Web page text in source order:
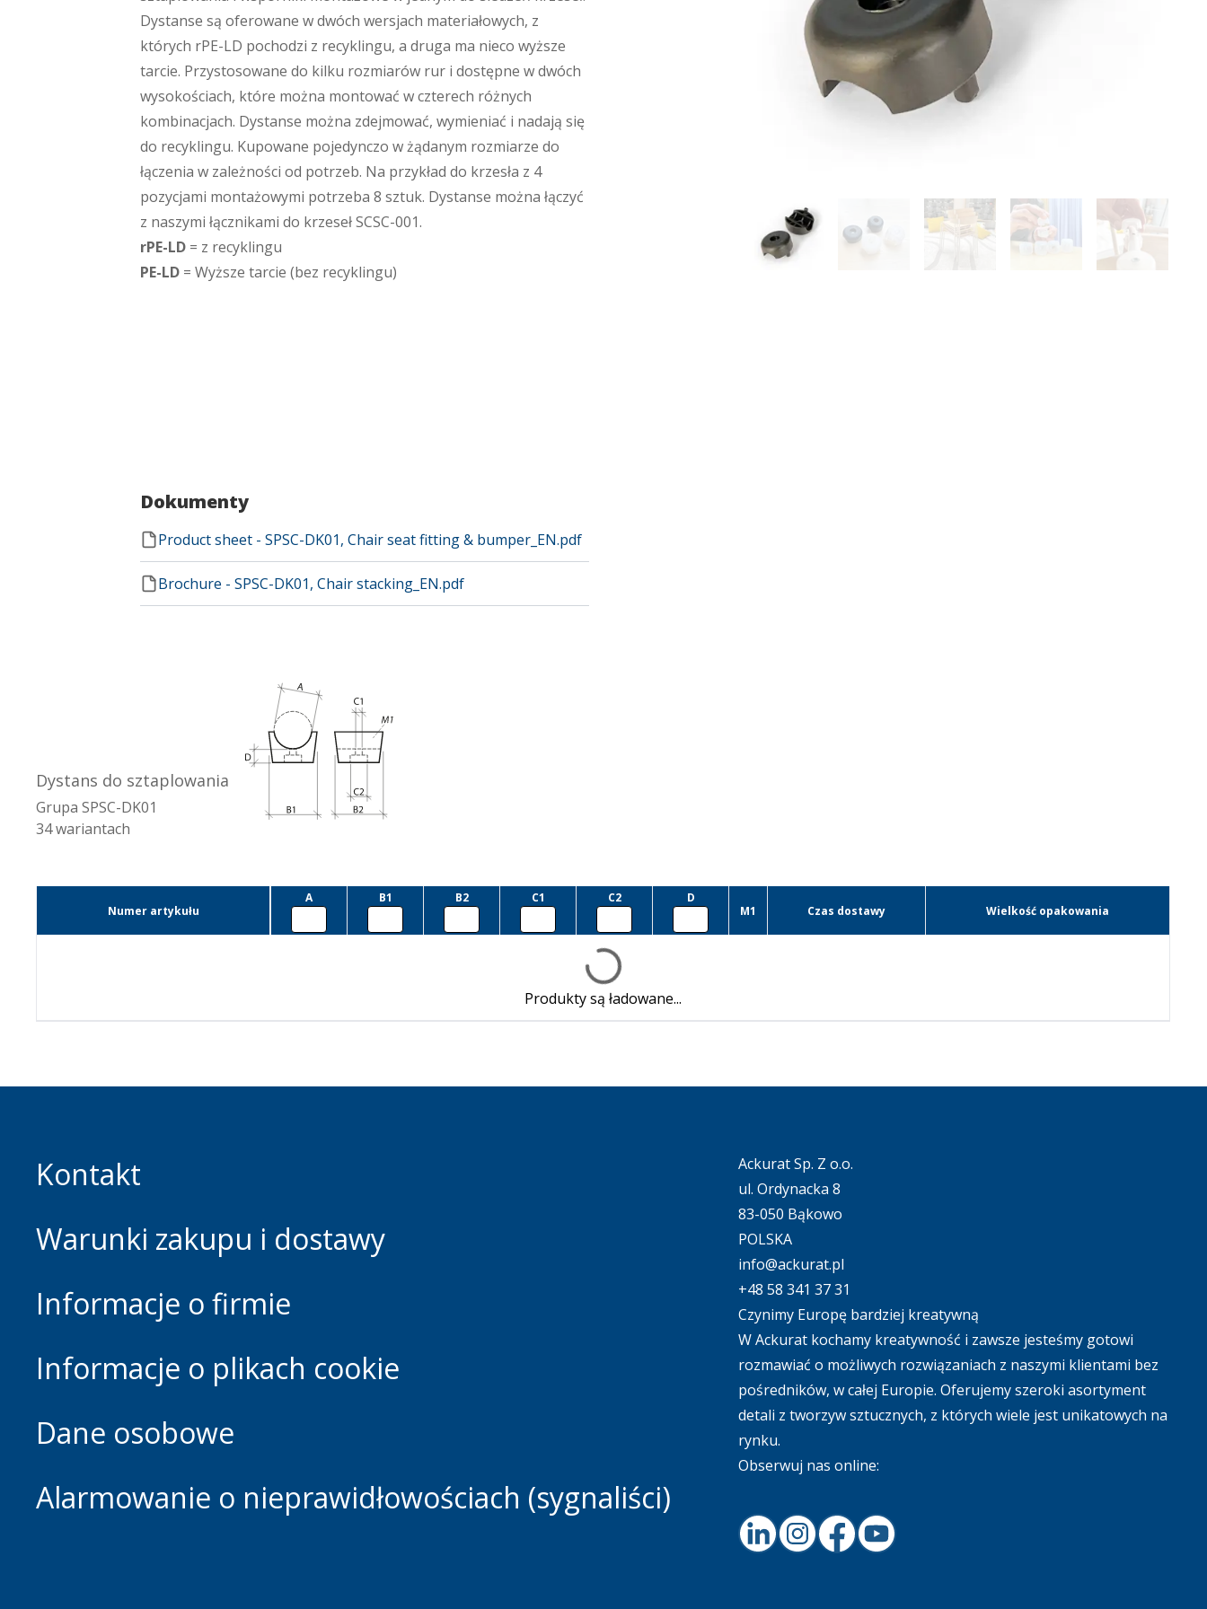
Dystanse są oferowane w dwóch wersjach materiałowych, z
których rPE-LD pochodzi z recyklingu, a druga ma nieco wyższe
tarcie. Przystosowane do kilku rozmiarów rur i dostępne w dwóch
wysokościach, które można montować w czterech różnych
kombinacjach. Dystanse można zdejmować, wymieniać i nadają się
do recyklingu. Kupowane pojedynczo w żądanym rozmiarze do
łączenia w zależności od potrzeb. Na przykład do krzesła z 4
pozycjami montażowymi potrzeba 8 sztuk. Dystanse można łączyć
z naszymi łącznikami do krzeseł SCSC-001.
rPE-LD = z recyklingu
PE-LD = Wyższe tarcie (bez recyklingu)
Dokumenty
Product sheet - SPSC-DK01, Chair seat fitting & bumper_EN.pdf
Brochure - SPSC-DK01, Chair stacking_EN.pdf
Dystans do sztaplowania
Grupa SPSC-DK01
34wariantach
Numer artykułu
A B1 B2 C1 C2
D
M1
Czas dostawy Wielkość opakowania
Produkty są ładowane...
Kontakt
Warunki zakupu i dostawy
Informacje o firmie
Informacje o plikach cookie
Dane osobowe
Alarmowanie o nieprawidłowościach (sygnaliści)
Ackurat Sp. Z o.o.
ul. Ordynacka 8
83-050 Bąkowo
POLSKA
info@ackurat.pl
+48 58 341 37 31
Czynimy Europę bardziej kreatywną
W Ackurat kochamy kreatywność i zawsze jesteśmy gotowi
rozmawiać o możliwych rozwiązaniach z naszymi klientami bez
pośredników, w całej Europie. Oferujemy szeroki asortyment
detali z tworzyw sztucznych, z których wiele jest unikatowych na
rynku.
Obserwuj nas online:
LinkedInInstagramFacebookYoutube